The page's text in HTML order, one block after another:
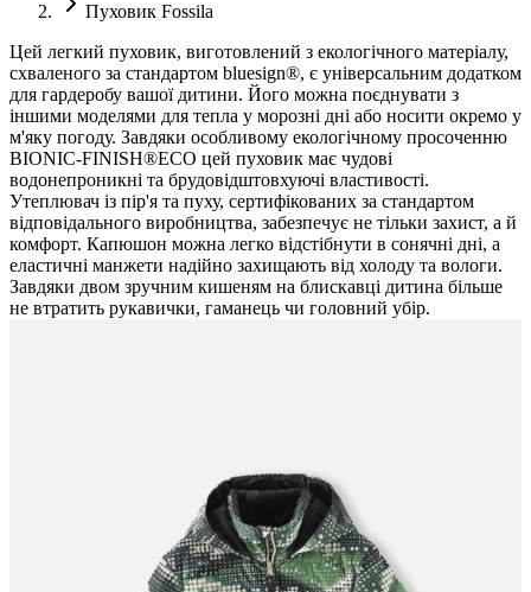
Пуховик Fossila
Цей легкий пуховик, виготовлений з екологічного матеріалу,
схваленого за стандартом bluesign®, є універсальним додатком
для гардеробу вашої дитини. Його можна поєднувати з
іншими моделями для тепла у морозні дні або носити окремо у
м'яку погоду. Завдяки особливому екологічному просоченню
BIONIC-FINISH®ECO цей пуховик має чудові
водонепроникні та брудовідштовхуючі властивості.
Утеплювач із пір'я та пуху, сертифікованих за стандартом
відповідального виробництва, забезпечує не тільки захист, а й
комфорт. Капюшон можна легко відстібнути в сонячні дні, а
еластичні манжети надійно захищають від холоду та вологи.
Завдяки двом зручним кишеням на блискавці дитина більше
не втратить рукавички, гаманець чи головний убір.